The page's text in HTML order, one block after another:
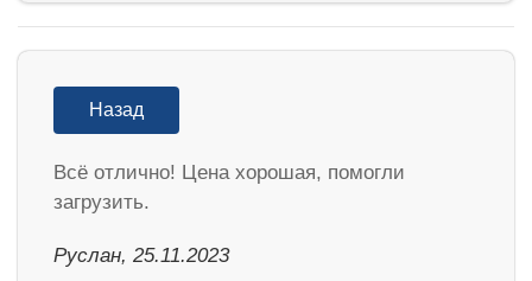
Назад
Всё отлично! Цена хорошая, помогли
загрузить.
Руслан, 25.11.2023